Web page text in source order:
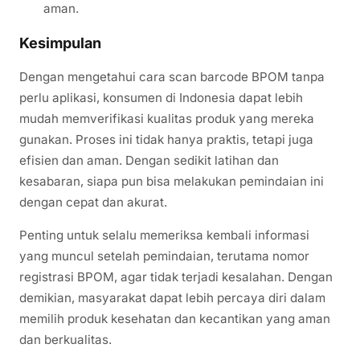
aman.
Kesimpulan
Dengan mengetahui cara scan barcode BPOM tanpa
perlu aplikasi, konsumen di Indonesia dapat lebih
mudah memverifikasi kualitas produk yang mereka
gunakan. Proses ini tidak hanya praktis, tetapi juga
efisien dan aman. Dengan sedikit latihan dan
kesabaran, siapa pun bisa melakukan pemindaian ini
dengan cepat dan akurat.
Penting untuk selalu memeriksa kembali informasi
yang muncul setelah pemindaian, terutama nomor
registrasi BPOM, agar tidak terjadi kesalahan. Dengan
demikian, masyarakat dapat lebih percaya diri dalam
memilih produk kesehatan dan kecantikan yang aman
dan berkualitas.